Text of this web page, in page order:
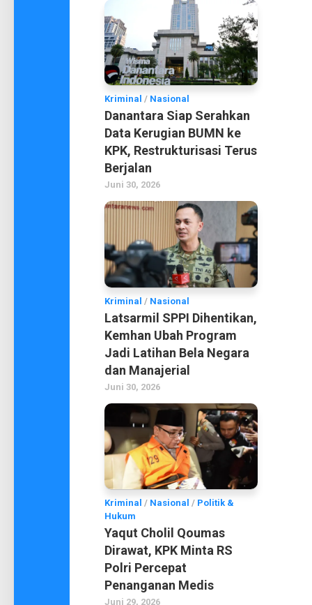
Kriminal / Nasional
Danantara Siap Serahkan
Data Kerugian BUMN ke
KPK, Restrukturisasi Terus
Berjalan
Juni 30, 2026
Kriminal / Nasional
Latsarmil SPPI Dihentikan,
Kemhan Ubah Program
Jadi Latihan Bela Negara
dan Manajerial
Juni 30, 2026
Kriminal / Nasional / Politik &
Hukum
Yaqut Cholil Qoumas
Dirawat, KPK Minta RS
Polri Percepat
Penanganan Medis
Juni 29, 2026